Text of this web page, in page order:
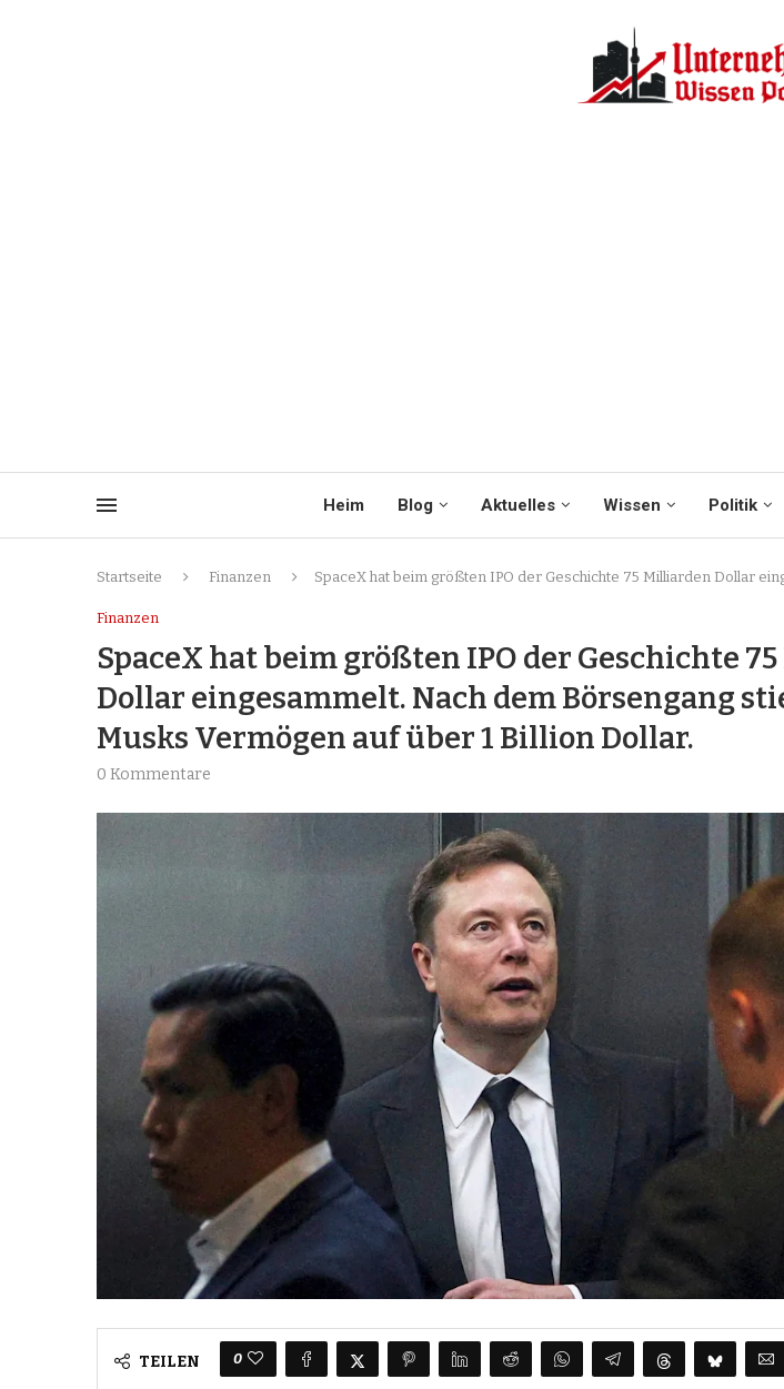
Heim Blog Aktuelles Wissen Politik
Startseite Finanzen SpaceX hat beim größten IPO der Geschichte 75 Milliarden Dollar
Finanzen
SpaceX hat beim größten IPO der Geschichte
Dollar eingesammelt. Nach dem Börsengang
Musks Vermögen auf über 1 Billion Dollar.
0 Kommentare
TEILEN 0